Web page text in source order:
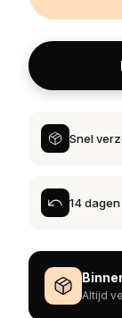
Snel
14
Altijd